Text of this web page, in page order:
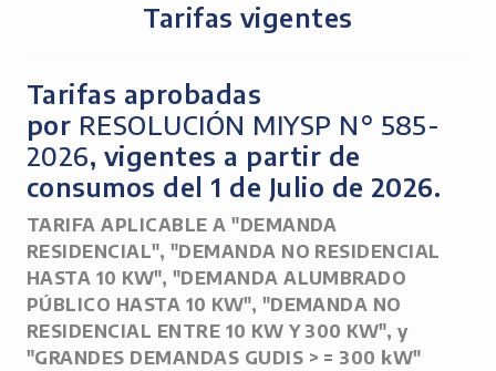
Tarifas vigentes
Tarifas aprobadas
por RESOLUCIÓN MIYSP N° 585-
2026, vigentes a partir de
consumos del 1 de Julio de 2026.
TARIFA APLICABLE A "DEMANDA
RESIDENCIAL", "DEMANDA NO RESIDENCIAL
HASTA 10 KW", "DEMANDA ALUMBRADO
PÚBLICO HASTA 10 KW", "DEMANDA NO
RESIDENCIAL ENTRE 10 KW Y 300 KW", y
"GRANDES DEMANDAS GUDIS > = 300 kW"